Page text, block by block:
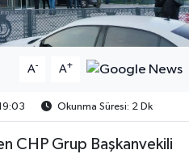
A- A+
Okunma Süresi: 2 Dk
CHP Grup Başkanvekili